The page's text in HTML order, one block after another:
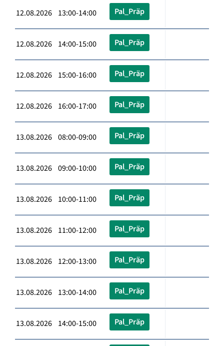
12.08.2026 13:00-14:00 Pal_Präp
12.08.2026 14:00-15:00 Pal_Präp
12.08.2026 15:00-16:00 Pal_Präp
12.08.2026 16:00-17:00 Pal_Präp
13.08.2026 08:00-09:00 Pal_Präp
13.08.2026 09:00-10:00 Pal_Präp
13.08.2026 10:00-11:00 Pal_Präp
13.08.2026 11:00-12:00 Pal_Präp
13.08.2026 12:00-13:00 Pal_Präp
13.08.2026 13:00-14:00 Pal_Präp
13.08.2026 14:00-15:00 Pal_Präp